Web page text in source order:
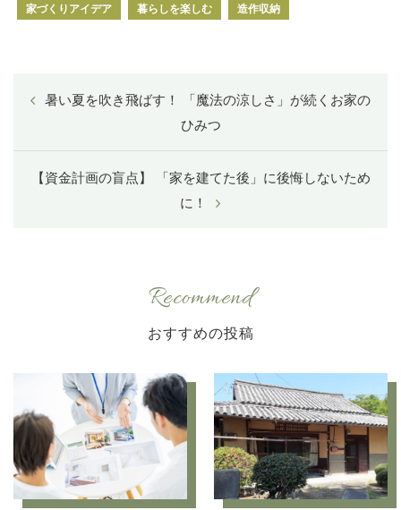
家づくりアイデア
暮らしを楽しむ 造作収納
暑い夏を吹き飛ばす！ 「魔法の涼しさ」が続くお家の
ひみつ
【資金計画の盲点】 「家を建てた後」に後悔しないため
に！
Recommend